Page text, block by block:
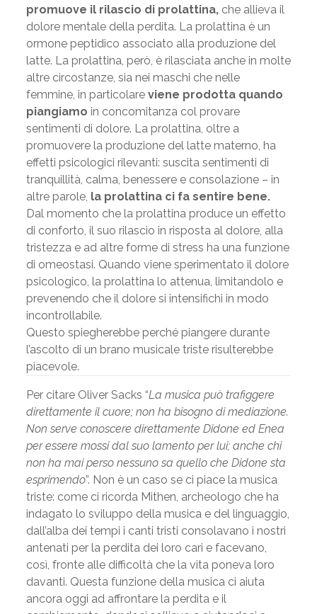
promuove il rilascio di prolattina,che allieva il
dolore mentale della perdita. La prolattina è un
ormone peptidico associato alla produzione del
latte. La prolattina, però, è rilasciata anche in molte
altre circostanze, sia nei maschi che nelle
femmine, in particolare viene prodotta quando
piangiamo in concomitanza col provare
sentimenti di dolore. La prolattina, oltre a
promuovere la produzione del latte materno, ha
effetti psicologici rilevanti: suscita sentimenti di
tranquillità, calma, benessere e consolazione – in
altre parole, la prolattina ci fa sentire bene.
Dal momento che la prolattina produce un effetto
di conforto, il suo rilascio in risposta al dolore, alla
tristezza e ad altre forme di stress ha una funzione
di omeostasi. Quando viene sperimentato il dolore
psicologico, la prolattina lo attenua, limitandolo e
prevenendo che il dolore si intensifichi in modo
incontrollabile.
Questo spiegherebbe perché piangere durante
l’ascolto di un brano musicale triste risulterebbe
piacevole.
Per citare Oliver Sacks “La musica può trafiggere
direttamente il cuore; non ha bisogno di mediazione.
Non serve conoscere direttamente Didone ed Enea
per essere mossi dal suo lamento per lui; anche chi
non ha mai perso nessuno sa quello che Didone sta
esprimendo”. Non è un caso se ci piace la musica
triste: come ci ricorda Mithen, archeologo che ha
indagato lo sviluppo della musica e del linguaggio,
dall’alba dei tempi i canti tristi consolavano i nostri
antenati per la perdita dei loro cari e facevano,
così, fronte alle difficoltà che la vita poneva loro
davanti. Questa funzione della musica ci aiuta
ancora oggi ad affrontare la perdita e il